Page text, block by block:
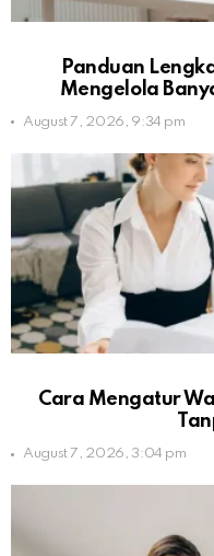
Panduan
Mengelola
August 7, 2026, 9:34 pm
Cara Mengatur
August 7, 2026, 3:04 pm